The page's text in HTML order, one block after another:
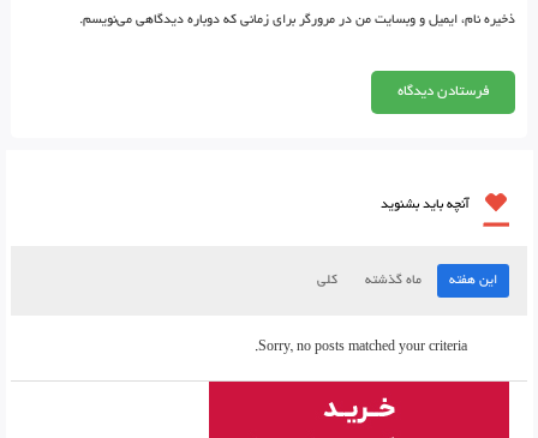
ذخیره نام، ایمیل و وبسایت من در مرورگر برای زمانی که دوباره دیدگاهی می‌نویسم.
آنچه باید بشنوید
این هفته ماه گذشته کلی
Sorry, no posts matched your criteria.